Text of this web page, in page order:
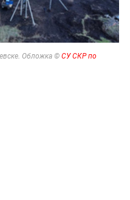
Обложка © СУ СКР по